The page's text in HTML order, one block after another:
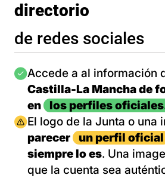
directorio
de redes sociales
Imagen
Accede a al información
Castilla-La Mancha de
en
los perfiles
Imagen
El logo de la Junta o una
parecer
un perfil oficial
siempre lo es. Una
que la cuenta sea